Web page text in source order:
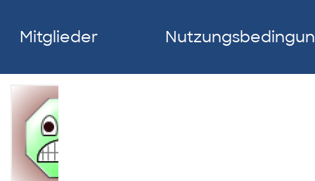
Mitglieder